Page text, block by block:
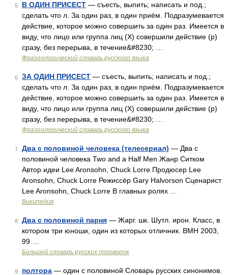
5 В ОДИН ПРИСЕСТ — съесть, выпить; написать и под.;
сделать что л. За один раз, в один приём. Подразумевается
действие, которое можно совершить за один раз. Имеется в
виду, что лицо или группа лиц (Х) совершили действие (p)
сразу, без перерыва, в течение&#8230; …
Фразеологический словарь русского языка
6 ЗА ОДИН ПРИСЕСТ — съесть, выпить; написать и под.;
сделать что л. За один раз, в один приём. Подразумевается
действие, которое можно совершить за один раз. Имеется в
виду, что лицо или группа лиц (Х) совершили действие (p)
сразу, без перерыва, в течение&#8230; …
Фразеологический словарь русского языка
7 Два с половиной человека (телесериал) — Два с
половиной человека Two and a Half Men Жанр Ситком
Автор идеи Lee Aronsohn, Chuck Lorre Продюсер Lee
Aronsohn, Chuck Lorre Режиссёр Gary Halvorson Сценарист
Lee Aronsohn, Chuck Lorre В главных ролях …
Википедия
8 Два с половиной парня — Жарг. шк. Шутл. ирон. Класс, в
котором три юноши, один из которых отличник. ВМН 2003,
99 …
Большой словарь русских поговорок
9 полтора — один с половиной Словарь русских синонимов.